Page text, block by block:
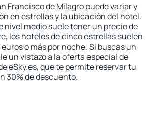
Francisco de Milagro puede variar y
en estrellas y la ubicación del hotel.
nivel medio suele tener un precio de
los hoteles de cinco estrellas suelen
o más por noche. Si buscas un
un vistazo a la oferta especial de
eSky.es, que te permite reservar tu
30% de descuento.